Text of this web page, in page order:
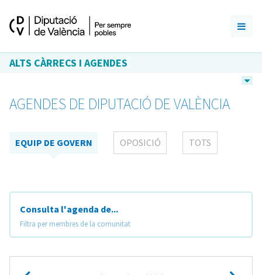
ALTS CÀRRECS I AGENDES
AGENDES DE DIPUTACIÓ DE VALÈNCIA
EQUIP DE GOVERN OPOSICIÓ TOTS
Consulta l'agenda de...
Filtra per membres de la comunitat